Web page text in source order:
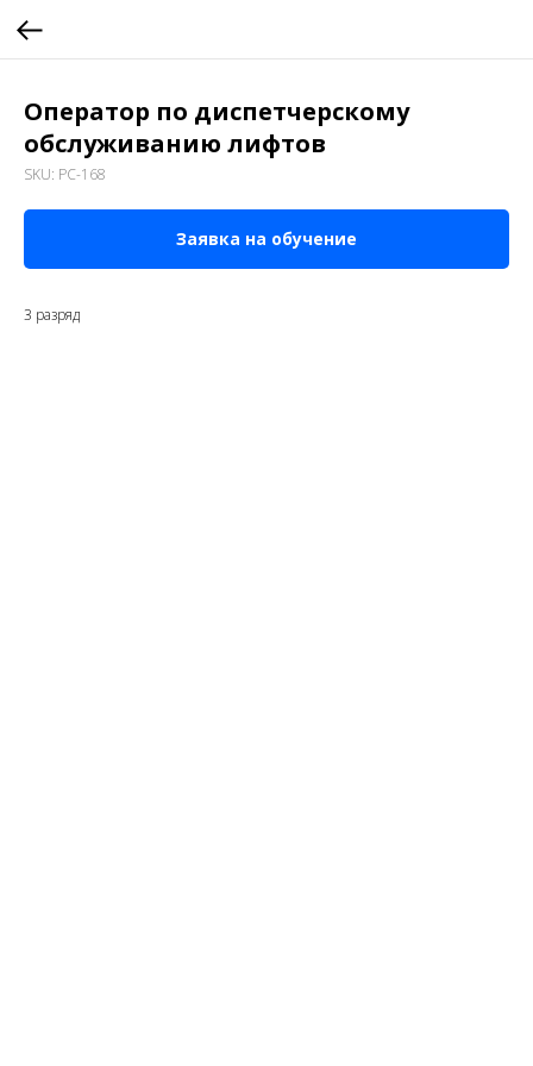
Оператор по диспетчерскому
обслуживанию лифтов
SKU: РС-168
Заявка на обучение
3 разряд